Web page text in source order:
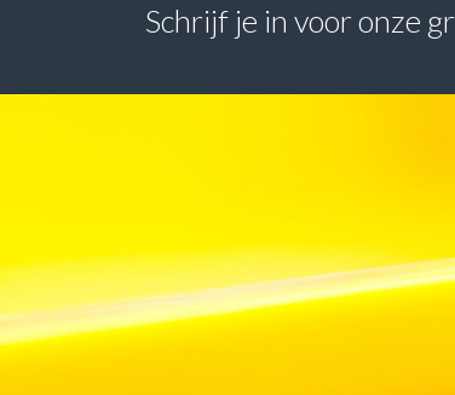
Schrijf je in voor onze